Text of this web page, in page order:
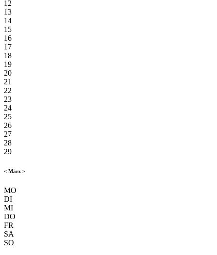
12
13
14
15
16
17
18
19
20
21
22
23
24
25
26
27
28
29
< März >
MO
DI
MI
DO
FR
SA
SO